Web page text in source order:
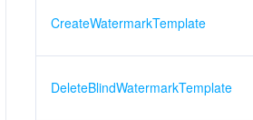
CreateWatermarkTemplate
DeleteBlindWatermarkTemplate